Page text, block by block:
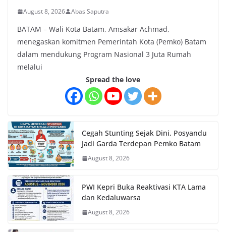
August 8, 2026 Abas Saputra
BATAM – Wali Kota Batam, Amsakar Achmad,
menegaskan komitmen Pemerintah Kota (Pemko) Batam
dalam mendukung Program Nasional 3 Juta Rumah
melalui
Spread the love
Cegah Stunting Sejak Dini, Posyandu
Jadi Garda Terdepan Pemko Batam
August 8, 2026
PWI Kepri Buka Reaktivasi KTA Lama
dan Kedaluwarsa
August 8, 2026